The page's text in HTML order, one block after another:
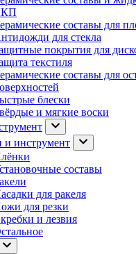
составы для
для стекла
покрытия для
текстиля
составы для
блески
и мягкие воски
и инструмент
составы
для ракеля
для резки
и лезвия